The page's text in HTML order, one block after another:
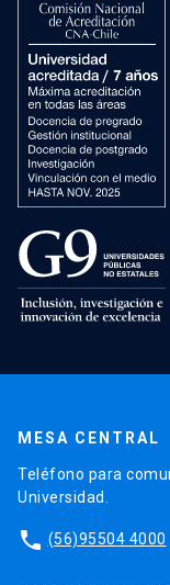
MESA CENTRAL
Teléfono para
Universidad.
phone (56)95504 4000